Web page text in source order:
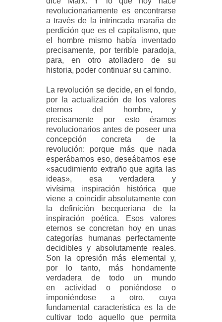
revolucionariamente es encontrarse
a través de la intrincada maraña de
perdición que es el capitalismo, que
el hombre mismo había inventado
precisamente, por terrible paradoja,
para, en otro atolladero de su
historia, poder continuar su camino.
La revolución se decide, en el fondo,
por la actualización de los valores
eternos del hombre, y
precisamente por esto éramos
revolucionarios antes de poseer una
concepción concreta de la
revolución: porque más que nada
esperábamos eso, deseábamos ese
«sacudimiento extraño que agita las
ideas», esa verdadera y
vivísima inspiración histórica que
viene a coincidir absolutamente con
la definición becqueriana de la
inspiración poética. Esos valores
eternos se concretan hoy en unas
categorías humanas perfectamente
decidibles y absolutamente reales.
Son la opresión más elemental y,
por lo tanto, más hondamente
verdadera de todo un mundo
en actividad o poniéndose o
imponiéndose a otro, cuya
fundamental característica es la de
cultivar todo aquello que permita